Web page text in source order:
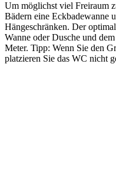
Um möglichst viel Freiraum
Bädern eine Eckbadewanne
Hängeschränken. Der
Wanne oder Dusche und
Meter. Tipp: Wenn Sie den
platzieren Sie das WC nicht